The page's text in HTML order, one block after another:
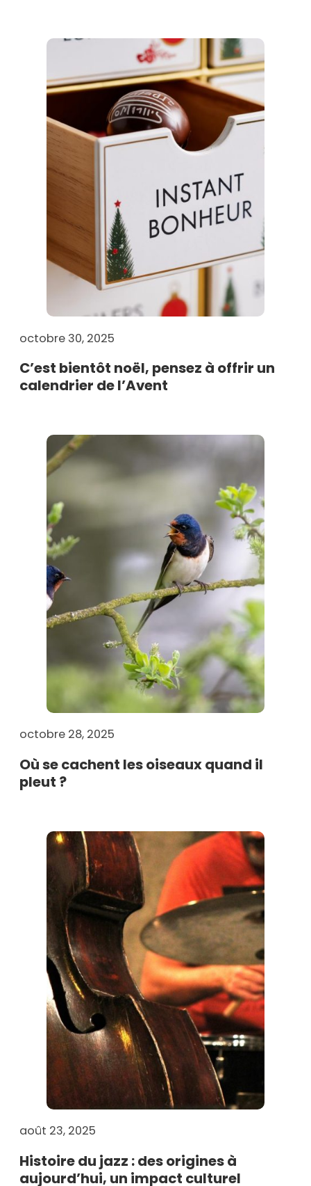
octobre 30, 2025
C’est bientôt noël, pensez à offrir un
calendrier de l’Avent
octobre 28, 2025
Où se cachent les oiseaux quand il
pleut ?
août 23, 2025
Histoire du jazz : des origines à
aujourd’hui, un impact culturel